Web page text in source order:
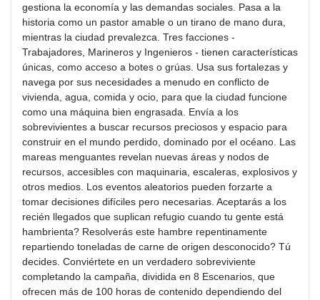
gestiona la economía y las demandas sociales. Pasa a la
historia como un pastor amable o un tirano de mano dura,
mientras la ciudad prevalezca. Tres facciones -
Trabajadores, Marineros y Ingenieros - tienen características
únicas, como acceso a botes o grúas. Usa sus fortalezas y
navega por sus necesidades a menudo en conflicto de
vivienda, agua, comida y ocio, para que la ciudad funcione
como una máquina bien engrasada. Envía a los
sobrevivientes a buscar recursos preciosos y espacio para
construir en el mundo perdido, dominado por el océano. Las
mareas menguantes revelan nuevas áreas y nodos de
recursos, accesibles con maquinaria, escaleras, explosivos y
otros medios. Los eventos aleatorios pueden forzarte a
tomar decisiones difíciles pero necesarias. Aceptarás a los
recién llegados que suplican refugio cuando tu gente está
hambrienta? Resolverás este hambre repentinamente
repartiendo toneladas de carne de origen desconocido? Tú
decides. Conviértete en un verdadero sobreviviente
completando la campaña, dividida en 8 Escenarios, que
ofrecen más de 100 horas de contenido dependiendo del